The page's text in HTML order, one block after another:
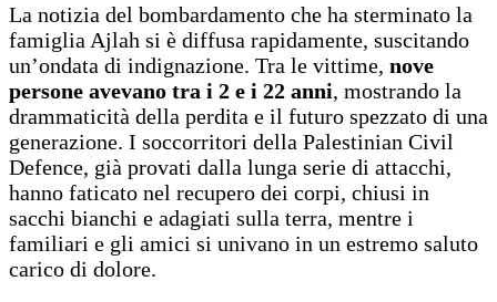
La notizia del bombardamento che ha sterminato la
famiglia Ajlah si è diffusa rapidamente, suscitando
un’ondata di indignazione. Tra le vittime, nove
persone avevano tra i 2 e i 22 anni, mostrando la
drammaticità della perdita e il futuro spezzato di una
generazione. I soccorritori della Palestinian Civil
Defence, già provati dalla lunga serie di attacchi,
hanno faticato nel recupero dei corpi, chiusi in
sacchi bianchi e adagiati sulla terra, mentre i
familiari e gli amici si univano in un estremo saluto
carico di dolore.